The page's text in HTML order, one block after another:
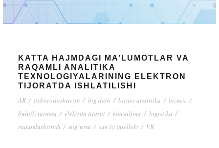
KATTA HAJMDAGI MA’LUMOTLAR VA
RAQAMLI ANALITIKA
TEXNOLOGIYALARINING ELEKTRON
TIJORATDA ISHLATILISHI
AR / axborotlashtirish / big data / biznes analitika / biznes. /
bulutli tarmoq / elektron tijorat / konsalting / logistika /
raqamlashtirish / sug‘urta / sun’iy intellekt / VR